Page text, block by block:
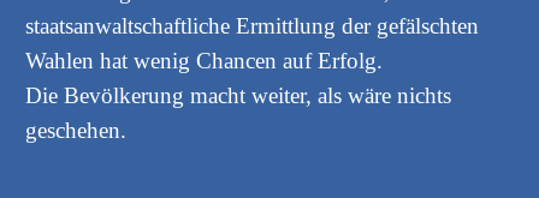
staatsanwaltschaftliche Ermittlung der gefälschten
Wahlen hat wenig Chancen auf Erfolg.
Die Bevölkerung macht weiter, als wäre nichts
geschehen.